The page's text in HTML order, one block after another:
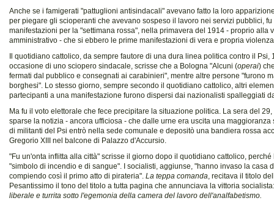
Anche se i famigerati "pattuglioni antisindacali" avevano fatto la loro
per piegare gli scioperanti che avevano sospeso il lavoro nei servizi pubblici,
manifestazioni per la "settimana rossa", nella primavera del 1914 - proprio alla
amministrativo - che si ebbero le prime manifestazioni di vera e propria
Il quotidiano cattolico, da sempre fautore di una dura linea politica contro il Psi,
occasione di uno sciopero sindacale, scrisse che a Bologna "Alcuni (operai)
fermati dal pubblico e consegnati ai carabinieri", mentre altre persone "furono
borghesi". Lo stesso giorno, sempre secondo il quotidiano cattolico, altri
partecipanti a una manifestazione furono dispersi dai nazionalisti spalleggiati
Ma fu il voto elettorale che fece precipitare la situazione politica. La sera del
sparse la notizia - ancora ufficiosa - che dalle urne era uscita una maggioranza
di militanti del Psi entrò nella sede comunale e depositò una bandiera rossa
Gregorio XIII nel balcone di Palazzo d'Accursio.
"Fu un'onta inflitta alla città" scrisse il giorno dopo il quotidiano cattolico,
"simbolo di incendio e di sangue". I socialisti, aggiunse, "hanno invaso la casa
compiendo così il primo atto di pirateria". La teppa comanda, recitava il titolo
Pesantissimo il tono del titolo a tutta pagina che annunciava la vittoria
liberale e turrita sotto l'egemonia della camera del lavoro dell'analfabetismo.